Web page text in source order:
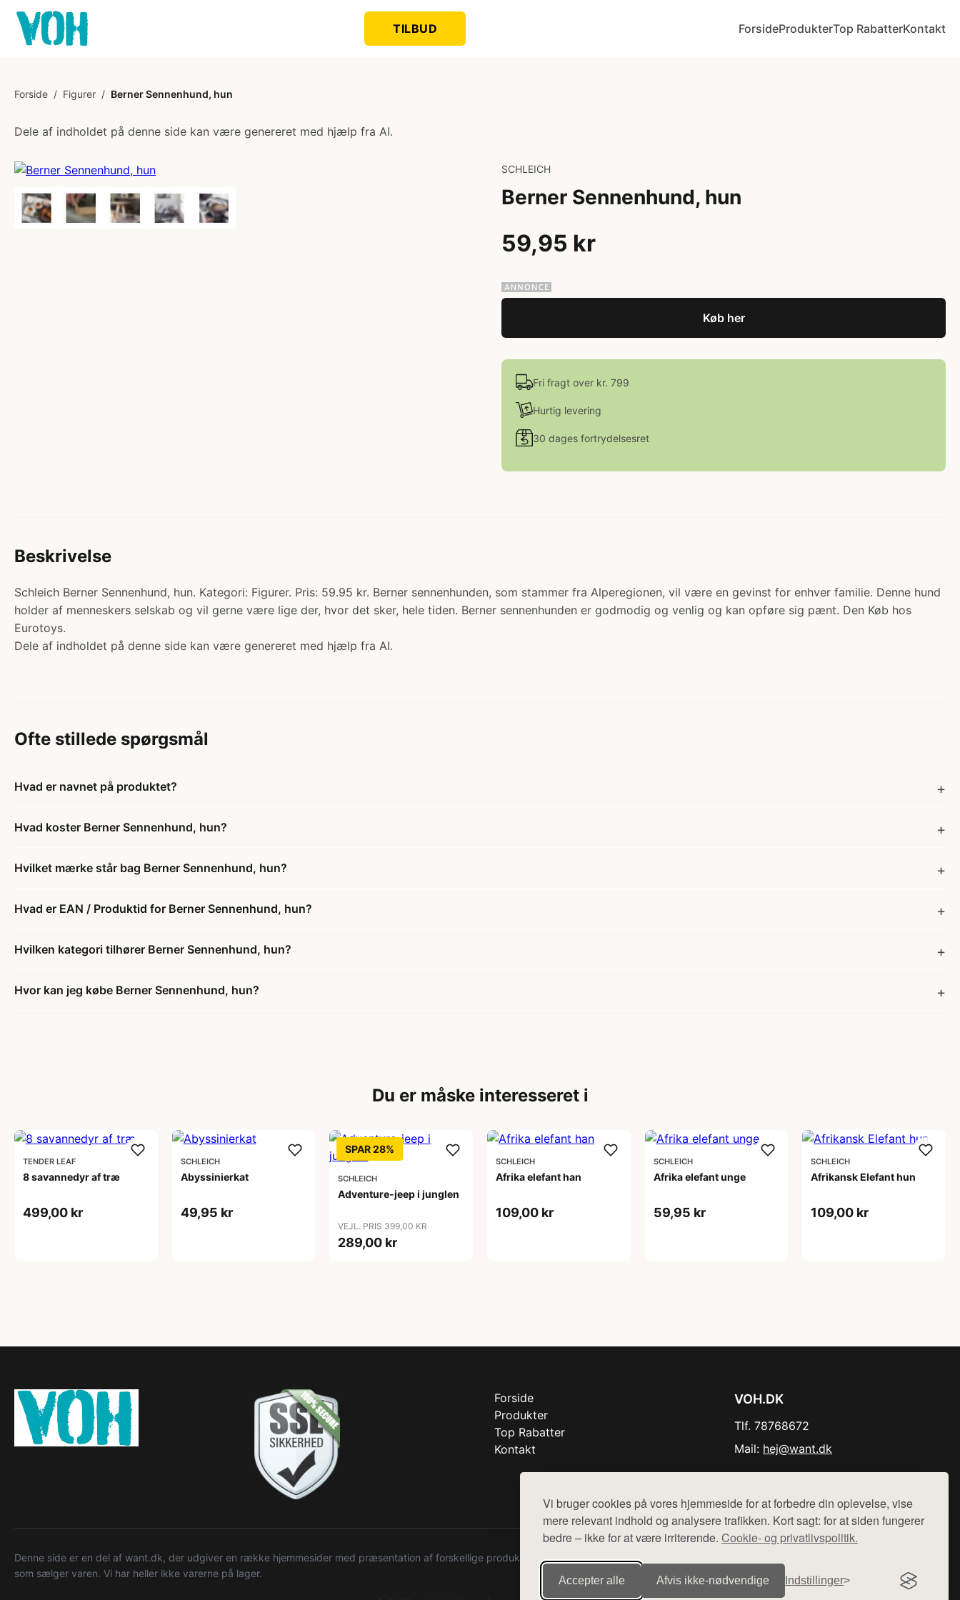
Vi bruger cookies på vores hjemmeside for at forbedre din oplevelse, vise
mere relevant indhold og analysere trafikken. Kort sagt: for at siden fungerer
bedre – ikke for at være irriterende. Cookie- og privatlivspolitik.
Accepter alle Afvis ikke‑nødvendige Indstillinger
TILBUD ForsideProdukterTop RabatterKontakt
Forside / Figurer / Berner Sennenhund, hun
Dele af indholdet på denne side kan være genereret med hjælp fra AI.
SCHLEICH
Berner Sennenhund, hun
59,95 kr
Køb her
Fri fragt over kr. 799
Hurtig levering
30 dages fortrydelsesret
Beskrivelse
Schleich Berner Sennenhund, hun. Kategori: Figurer. Pris: 59.95 kr. Berner sennenhunden, som stammer fra Alperegionen, vil være en gevinst for enhver familie. Denne hund
holder af menneskers selskab og vil gerne være lige der, hvor det sker, hele tiden. Berner sennenhunden er godmodig og venlig og kan opføre sig pænt. Den Køb hos
Eurotoys.
Dele af indholdet på denne side kan være genereret med hjælp fra AI.
Ofte stillede spørgsmål
Hvad er navnet på produktet?
Hvad koster Berner Sennenhund, hun?
Hvilket mærke står bag Berner Sennenhund, hun?
Hvad er EAN / Produktid for Berner Sennenhund, hun?
Hvilken kategori tilhører Berner Sennenhund, hun?
Hvor kan jeg købe Berner Sennenhund, hun?
Du er måske interesseret i
TENDER LEAF
8 savannedyr af træ
499,00 kr
SCHLEICH
Abyssinierkat
49,95 kr
SPAR 28%
SCHLEICH
Adventure-jeep i junglen
VEJL. PRIS 399,00 KR
289,00 kr
SCHLEICH
Afrika elefant han
109,00 kr
SCHLEICH
Afrika elefant unge
59,95 kr
SCHLEICH
Afrikansk Elefant hun
109,00 kr
Forside
Produkter
Top Rabatter
Kontakt
VOH.DK
Tlf. 78768672
Mail: hej@want.dk
Denne side er en del af want.dk, der udgiver en række hjemmesider med præsentation af forskellige produkter fra diverse webshops. Der sælges ikke varer fra denne side - vi henviser til de shops,
som sælger varen. Vi har heller ikke varerne på lager.